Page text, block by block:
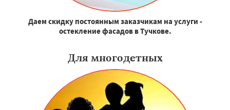
Даем скидку постоянным заказчикам на услуги -
остекление фасадов в Тучкове.
Для многодетных